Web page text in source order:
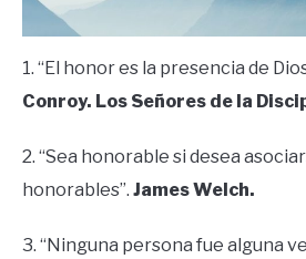
1. “El honor es la presencia de
Conroy. Los Señores de la
2. “Sea honorable si desea
honorables”. James Welch.
3. “Ninguna persona fue alguna